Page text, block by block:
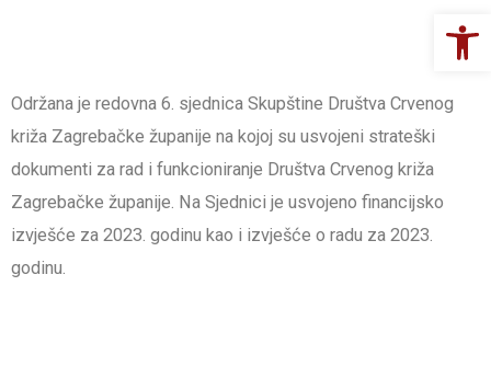
Održana je redovna 6. sjednica Skupštine Društva Crvenog
križa Zagrebačke županije na kojoj su usvojeni strateški
dokumenti za rad i funkcioniranje Društva Crvenog križa
Zagrebačke županije. Na Sjednici je usvojeno financijsko
izvješće za 2023. godinu kao i izvješće o radu za 2023.
godinu.